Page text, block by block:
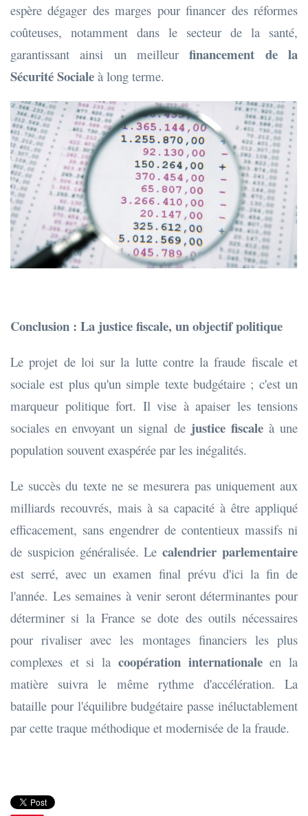
espère dégager des marges pour financer des réformes
coûteuses, notamment dans le secteur de la santé,
garantissant ainsi un meilleurfinancement de la
Sécurité Sociale à long terme.
Conclusion : La justice fiscale, un objectif politique
Le projet de loi sur la lutte contre la fraude fiscale et
sociale est plus qu'un simple texte budgétaire ; c'est un
marqueur politique fort. Il vise à apaiser les tensions
sociales en envoyant un signal de justice fiscaleà une
population souvent exaspérée par les inégalités.
Le succès du texte ne se mesurera pas uniquement aux
milliards recouvrés, mais à sa capacité à être appliqué
efficacement, sans engendrer de contentieux massifs ni
de suspicion généralisée. Lecalendrier parlementaire
est serré, avec un examen final prévu d'ici la fin de
l'année. Les semaines à venir seront déterminantes pour
déterminer si la France se dote des outils nécessaires
pour rivaliser avec les montages financiers les plus
complexes et si la coopération internationaleen la
matière suivra le même rythme d'accélération. La
bataille pour l'équilibre budgétaire passe inéluctablement
par cette traque méthodique et modernisée de la fraude.